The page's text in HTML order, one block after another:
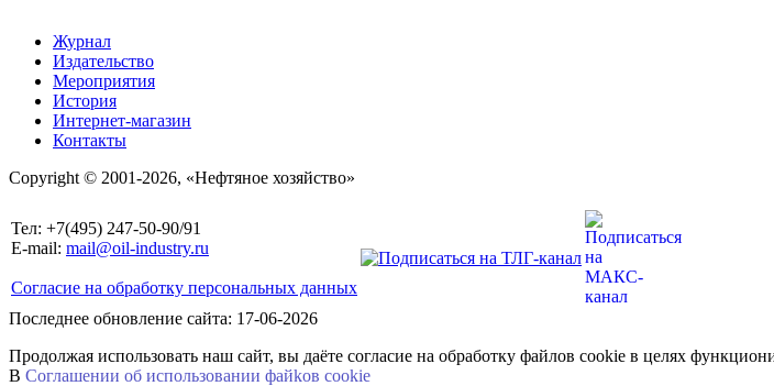
Журнал
Издательство
Мероприятия
История
Интернет-магазин
Контакты
Copyright © 2001-2026, «Нефтяное хозяйство»
Тел: +7(495) 247-50-90/91
E-mail: mail@oil-industry.ru
Согласие на обработку персональных данных
Последнее обновление сайта: 17-06-2026
Продолжая использовать наш сайт, вы даёте согласие на обработку файлов cookie в целях
В Соглашении об использовании файkов cookie